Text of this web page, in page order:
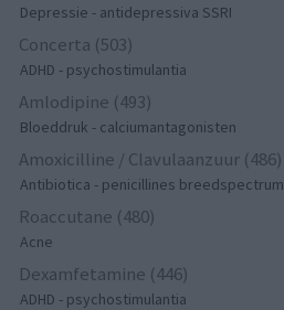
Depressie - antidepressiva SSRI
Concerta (503)
ADHD - psychostimulantia
Amlodipine (493)
Bloeddruk - calciumantagonisten
Amoxicilline / Clavulaanzuur (486)
Antibiotica - penicillines breedspectrum
Roaccutane (480)
Acne
Dexamfetamine (446)
ADHD - psychostimulantia